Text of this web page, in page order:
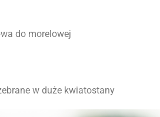
do morelowej
w duże kwiatostany